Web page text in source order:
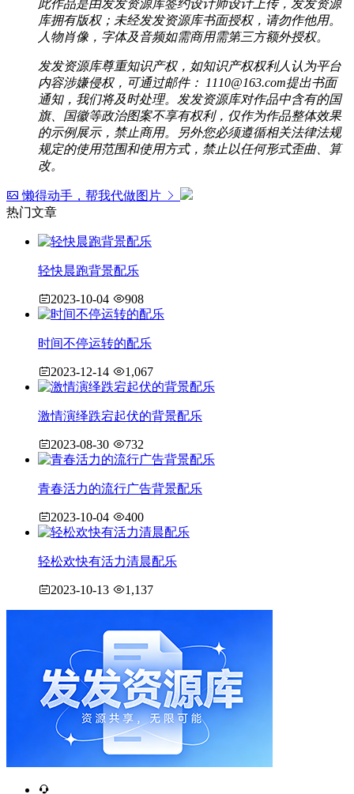
此作品是由发发资源库签约设计师设计上传，发发资源
库拥有版权；未经发发资源库书面授权，请勿作他用。
人物肖像，字体及音频如需商用需第三方额外授权。
发发资源库尊重知识产权，如知识产权权利人认为平台
内容涉嫌侵权，可通过邮件： 1110@163.com提出书面
通知，我们将及时处理。发发资源库对作品中含有的国
旗、国徽等政治图案不享有权利，仅作为作品整体效果
的示例展示，禁止商用。另外您必须遵循相关法律法规
规定的使用范围和使用方式，禁止以任何形式歪曲、算
改。
懒得动手，帮我代做图片
热门文章
轻快晨跑背景配乐
2023-10-04 908
时间不停运转的配乐
2023-12-14 1,067
激情演绎跌宕起伏的背景配乐
2023-08-30 732
青春活力的流行广告背景配乐
2023-10-04 400
轻松欢快有活力清晨配乐
2023-10-13 1,137